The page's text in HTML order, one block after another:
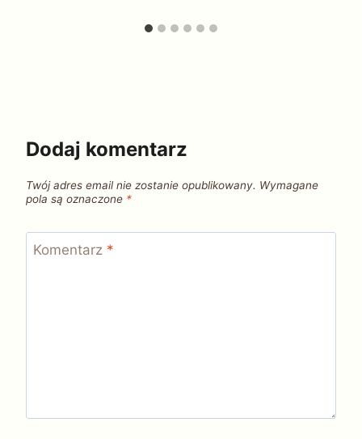
Dodaj komentarz
Twój adres email nie zostanie opublikowany. Wymagane
pola są oznaczone *
Komentarz *